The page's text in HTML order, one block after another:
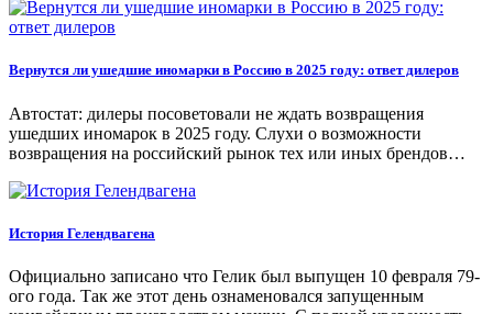
Вернутся ли ушедшие иномарки в Россию в 2025 году: ответ дилеров
Автостат: дилеры посоветовали не ждать возвращения
ушедших иномарок в 2025 году. Слухи о возможности
возвращения на российский рынок тех или иных брендов…
История Гелендвагена
Официально записано что Гелик был выпущен 10 февраля 79-
ого года. Так же этот день ознаменовался запущенным